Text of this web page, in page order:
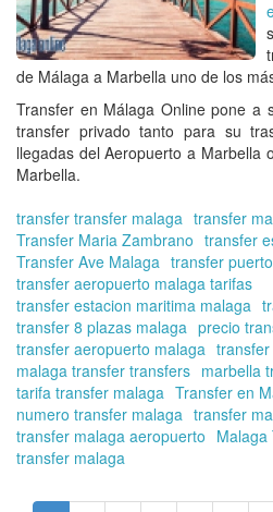
de Málaga a Marbella uno de los
Transfer en Málaga Onlinepone a
transfer privado tanto para su
llegadas del Aeropuerto a Marbella
Marbella.
transfer transfer malaga transfer
Transfer Maria Zambrano transfer
Transfer Ave Malaga transfer
transfer aeropuerto malaga tarifas
transfer estacion maritima malaga
transfer 8 plazas malaga precio
transfer aeropuerto malaga
malaga transfer transfers marbella
tarifa transfer malaga Transfer en
numero transfer malaga transfer
transfer malaga aeropuerto Malaga
transfer malaga